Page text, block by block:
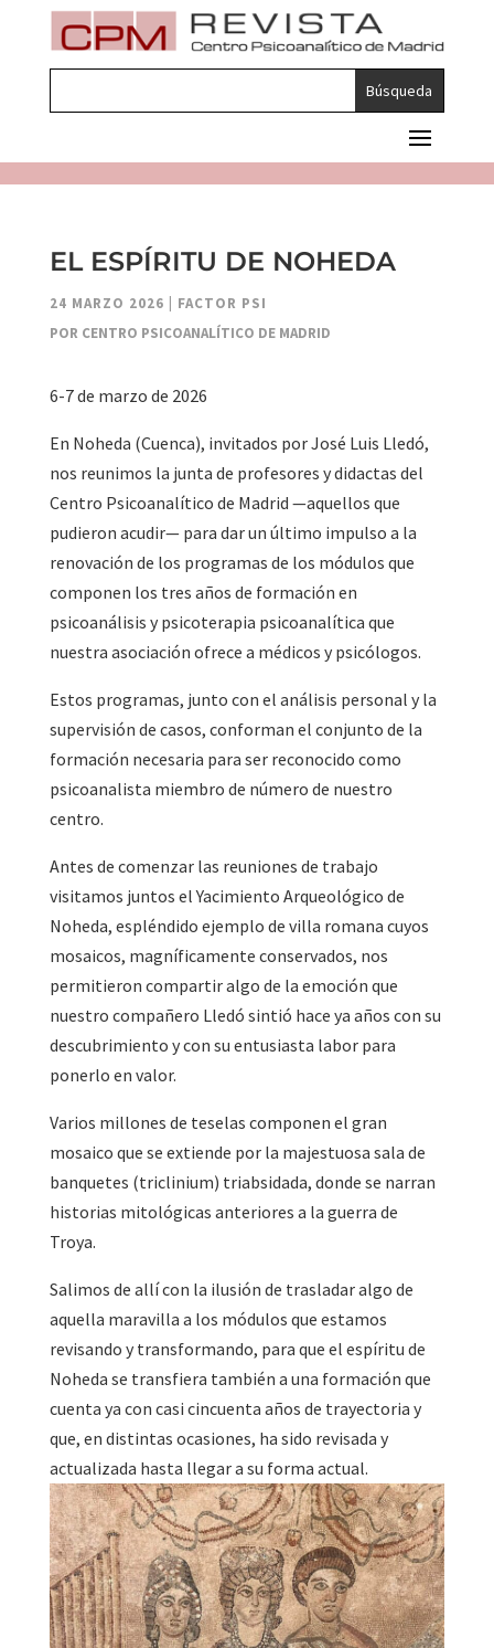
EL ESPÍRITU DE NOHEDA
24 MARZO 2026
FACTOR PSI
POR CENTRO PSICOANALÍTICO DE MADRID
6-7 de marzo de 2026
En Noheda (Cuenca), invitados por José Luis Lledó,
nos reunimos la junta de profesores y didactas del
Centro Psicoanalítico de Madrid —aquellos que
pudieron acudir— para dar un último impulso a la
renovación de los programas de los módulos que
componen los tres años de formación en
psicoanálisis y psicoterapia psicoanalítica que
nuestra asociación ofrece a médicos y psicólogos.
Estos programas, junto con el análisis personal y la
supervisión de casos, conforman el conjunto de la
formación necesaria para ser reconocido como
psicoanalista miembro de número de nuestro
centro.
Antes de comenzar las reuniones de trabajo
visitamos juntos el Yacimiento Arqueológico de
Noheda, espléndido ejemplo de villa romana cuyos
mosaicos, magníficamente conservados, nos
permitieron compartir algo de la emoción que
nuestro compañero Lledó sintió hace ya años con su
descubrimiento y con su entusiasta labor para
ponerlo en valor.
Varios millones de teselas componen el gran
mosaico que se extiende por la majestuosa sala de
banquetes (triclinium) triabsidada, donde se narran
historias mitológicas anteriores a la guerra de
Troya.
Salimos de allí con la ilusión de trasladar algo de
aquella maravilla a los módulos que estamos
revisando y transformando, para que el espíritu de
Noheda se transfiera también a una formación que
cuenta ya con casi cincuenta años de trayectoria y
que, en distintas ocasiones, ha sido revisada y
actualizada hasta llegar a su forma actual.